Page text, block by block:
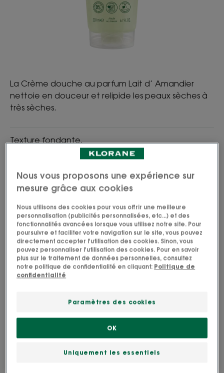
La Crème douche au parfum Lait d’ Amandier
nettoie en douceur et relipide les peaux sèches à
très sèches.
Texture fondante.
200ml
Idéal pour
Famille
Âge
Peau sèche - peau très sèche
Nous vous proposons une expérience sur
mesure grâce aux cookies
Nous utilisons des cookies pour vous offrir une meilleure
personnalisation (publicités personnalisées, etc...) et des
fonctionnalités avancées lorsque vous utilisez notre site. Pour
poursuivre et faciliter votre navigation sur le site, vous pouvez
directement accepter l'utilisation des cookies. Sinon, vous
pouvez personnaliser l'utilisation des cookies. Pour en savoir
plus sur le traitement de données personnelles, consultez
notre politique de confidentialité en cliquant: Politique de
confidentialité
Paramètres des cookies
Uniquement les essentiels
OK